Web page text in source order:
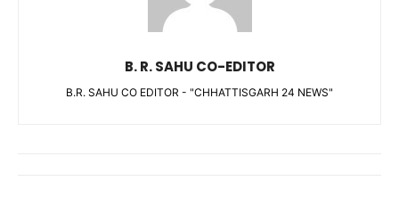
B. R. SAHU CO-EDITOR
B.R. SAHU CO EDITOR - "CHHATTISGARH 24 NEWS"